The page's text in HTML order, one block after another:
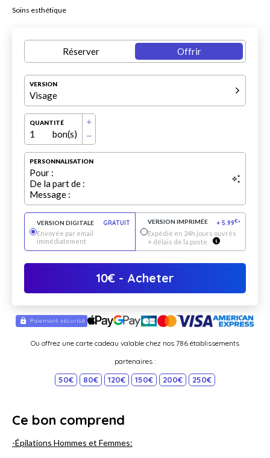
Soins esthétique
Réserver Offrir
VERSION
Visage
QUANTITÉ
1 bon(s)
PERSONNALISATION
Pour :
De la part de :
Message :
VERSION DIGITALE
GRATUIT
Envoyée par email
immédiatement
VERSION IMPRIMÉE + 5.99€*
Expédié en 24h jours ouvrés
+ délais de la poste.
10€ - Acheter
Ou offrez une carte cadeau valable chez nos 786 établissements
partenaires :
50€ 80€ 120€ 150€ 200€ 250€
Ce bon comprend
-Épilations Hommes et Femmes: